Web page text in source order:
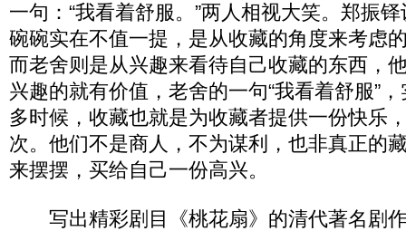
一句：“我看着舒服。”两人相视大笑。郑振
碗碗实在不值一提，是从收藏的角度来考虑
而老舍则是从兴趣来看待自己收藏的东西，
兴趣的就有价值，老舍的一句“我看着舒服”
多时候，收藏也就是为收藏者提供一份快乐
次。他们不是商人，不为谋利，也非真正的
来摆摆，买给自己一份高兴。
写出精彩剧目《桃花扇》的清代著名剧